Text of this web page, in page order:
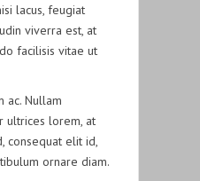
lacus, feugiat
viverra est, at
facilisis vitae ut
ac. Nullam
ultrices lorem, at
consequat elit id,
ornare diam.